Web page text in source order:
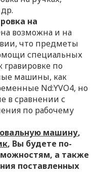
на
возможна и на
что предметы
специальных
гравировке по
машины, как
Nd:YVO4, но
в сравнении с
по рабочему
машину,
, Вы будете по-
а также
поставленных